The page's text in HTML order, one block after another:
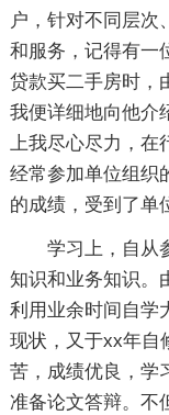
户，针对不同层次
和服务，记得有一
贷款买二手房时，
我便详细地向他介
上我尽心尽力，在
经常参加单位组织
的成绩，受到了单
学习上，自从
知识和业务知识。
利用业余时间自学
现状，又于xx年自
苦，成绩优良，学
准备论文答辩。不